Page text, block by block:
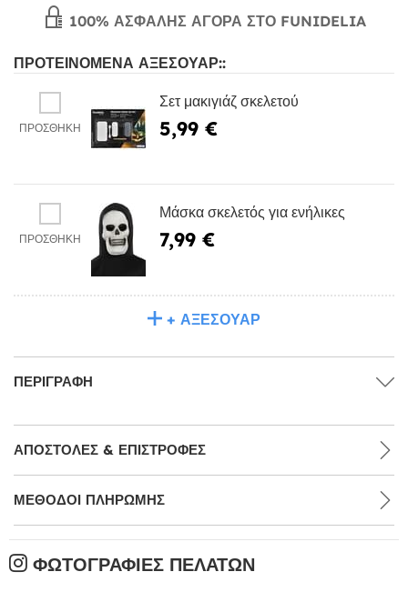
100% ΑΣΦΑΛΉΣ ΑΓΟΡΆ ΣΤΟ FUNIDELIA
ΠΡΟΤΕΙΝΌΜΕΝΑ ΑΞΕΣΟΥΆΡ::
ΠΡΟΣΘΉΚΗ
Σετ μακιγιάζ σκελετού
5,99 €
ΠΡΟΣΘΉΚΗ
Μάσκα σκελετός για ενήλικες
7,99 €
+ ΑΞΕΣΟΥΆΡ
ΠΕΡΙΓΡΑΦΉ
ΑΠΟΣΤΟΛΈΣ & ΕΠΙΣΤΡΟΦΈΣ
ΜΕΘΌΔΟΙ ΠΛΗΡΩΜΉΣ
ΦΩΤΟΓΡΑΦΊΕΣ ΠΕΛΑΤΏΝ